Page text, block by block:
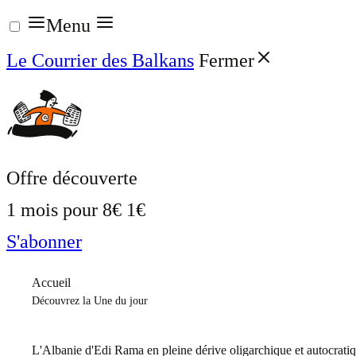
Aller
au
contenu
Menu
Le Courrier des Balkans Fermer
Offre découverte
1 mois pour 8€ 1€
S'abonner
Accueil
Découvrez la Une du jour
L'Albanie d'Edi Rama en pleine dérive oligarchique et